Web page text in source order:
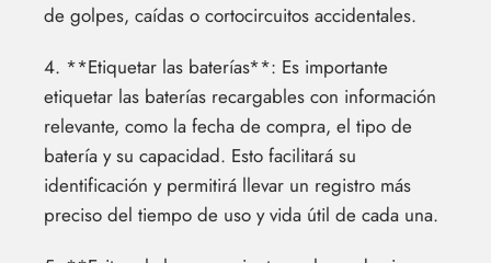
de golpes, caídas o cortocircuitos accidentales.
4. **Etiquetar las baterías**: Es importante
etiquetar las baterías recargables con información
relevante, como la fecha de compra, el tipo de
batería y su capacidad. Esto facilitará su
identificación y permitirá llevar un registro más
preciso del tiempo de uso y vida útil de cada una.